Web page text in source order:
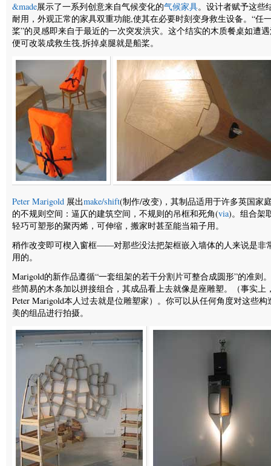
&made展示了一系列创意来自气候变化的气候家具。设计者赋予这些
耐用，外观正常的家具双重功能,使其在必要时刻变身救生设备。“任
桨”的灵感即来自于最近的一次突发洪灾。这个结实的木质餐桌如遭
便可改装成救生筏,拆掉桌腿就是船桨。
Peter Marigold 展出make/shift(制作/改变)，其制品适用于许多英国家
的不规则空间：逼仄的建筑空间，不规则的吊框和死角(via)。组合架
轻巧可塑形的聚丙烯，可伸缩，搬家时甚至能当箱子用。
稍作改变即可楔入窗框——对那些没法把架框嵌入墙体的人来说是非
用的。
Marigold的新作品遵循“一套组架的若干分割片可整合成圆形”的准则
些简易的木条加以拼接组合，其成品看上去就像是座雕塑。（事实上
Peter Marigold本人过去就是位雕塑家）。你可以从任何角度对这些构
美的组品进行拍摄。